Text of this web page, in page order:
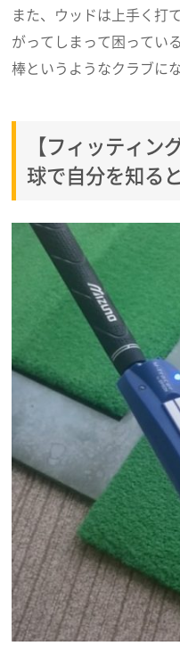
また、ウッドは上手く打
がってしまって困ってい
棒というようなクラブに
【フィッティン
球で自分を知る